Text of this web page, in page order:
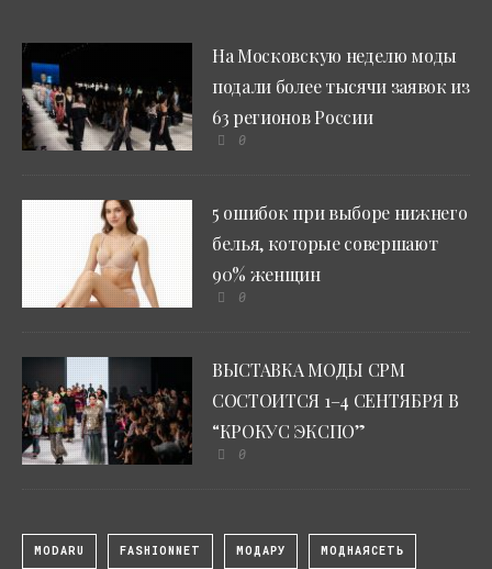
На Московскую неделю моды
подали более тысячи заявок из
63 регионов России
0
5 ошибок при выборе нижнего
белья, которые совершают
90% женщин
0
ВЫСТАВКА МОДЫ CPM
СОСТОИТСЯ 1–4 СЕНТЯБРЯ В
“КРОКУС ЭКСПО”
0
MODARU FASHIONNET МОДАРУ МОДНАЯСЕТЬ